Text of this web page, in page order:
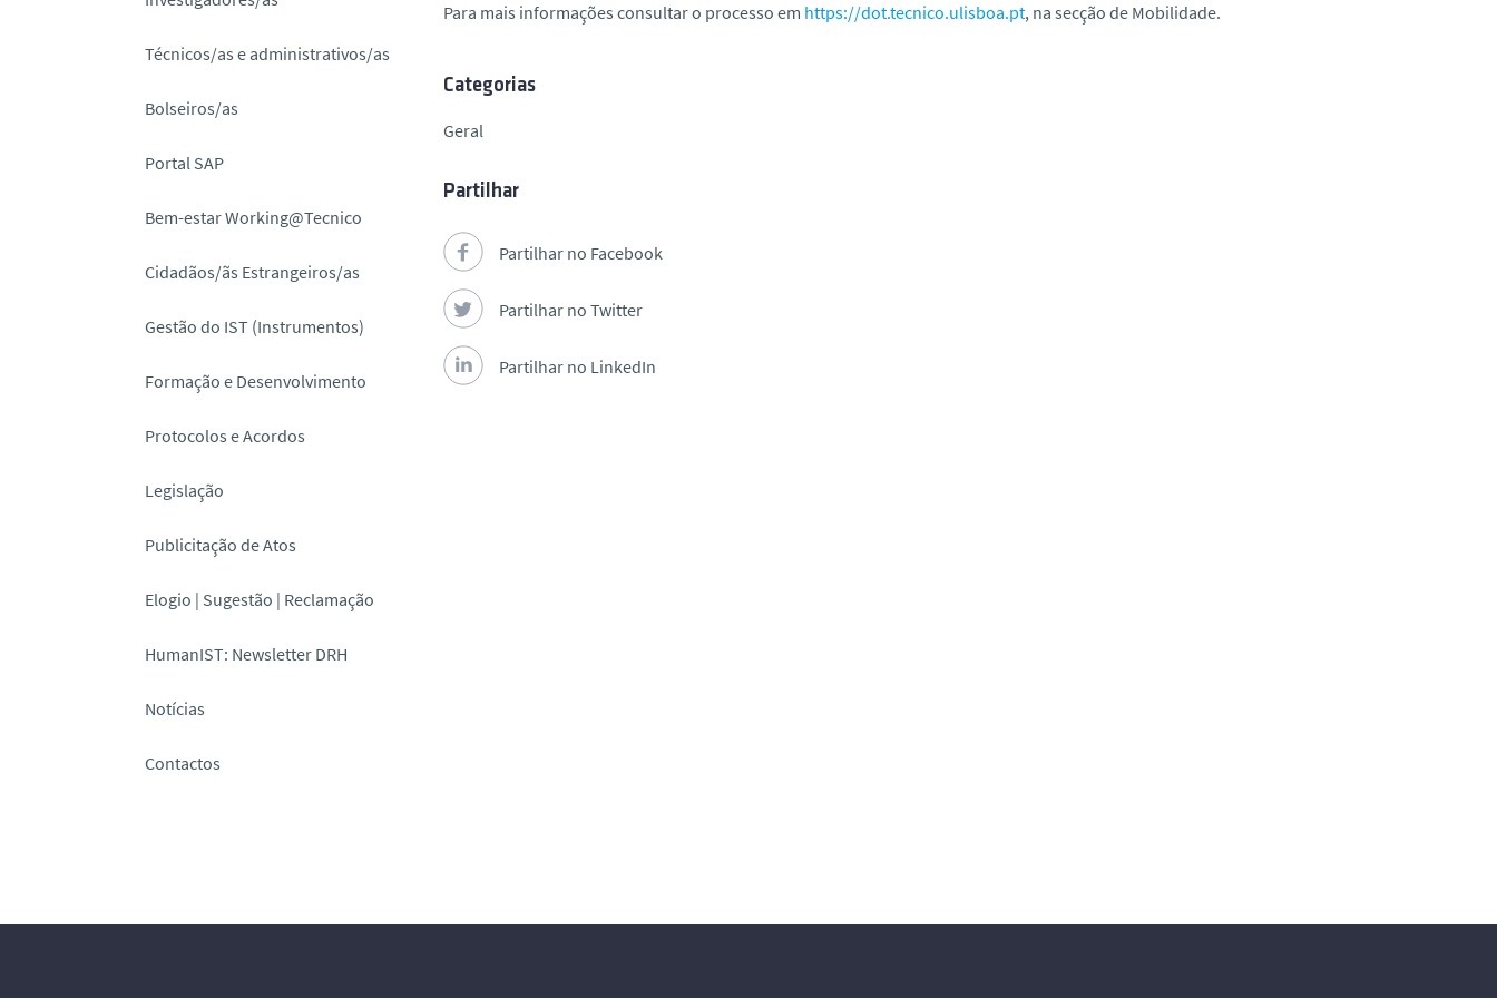
Técnicos/as e administrativos/as
Bolseiros/as
Portal SAP
Bem-estar Working@Tecnico
Cidadãos/ãs Estrangeiros/as
Gestão do IST (Instrumentos)
Formação e Desenvolvimento
Protocolos e Acordos
Legislação
Publicitação de Atos
Elogio | Sugestão | Reclamação
HumanIST: Newsletter DRH
Notícias
Contactos
Para mais informações consultar o processo em https://dot.tecnico.ulisboa.pt, na secção de Mobilidade.
Categorias
Geral
Partilhar
Partilhar no Facebook
Partilhar no Twitter
Partilhar no LinkedIn